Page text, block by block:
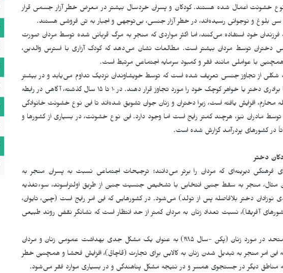
خشونت اعمال شده هستند. کودکان و پسران خردسال بیشتر در معرض خطر آزار جسمی قرار
سن بلوغ و نوجوانی رسیدەاند، در خطر آزار جنسی، بی‌توجهی و اجبار به تن فروشی هستند.
فرزندان خود استفاده می‌کنند، اما اکثر مواردی که منجر به مرگ قربانی شده توسط مردان صورت
دختران توسط مردان بیشتر است. مطالعات نشان می‌دهد که کودک آزاری با استرس والدین،
با عواملی مانند فقر و کمبود سرمایه اجتماعی مرتبط است.
شکلی از تجاوز جنسی تعریف شده است که توسط خویشاوندان نزدیک تداوم می‌یابد و در بیشتر
موارد به زمانی اطلاق می‌شود که پدر یا برادری دختر یا خواهر کوچک خود را مورد تجاوز قرار دهند. در ١٠ تا ١۵ سال گذشته، آگاهی در رابطه
محارم، افزایش یافته است، زیرا دختران و زنان جوان تشویق شدەاند تا این نوع خشونت خانوادگی
توسط مادران نیز، هرچند کمتر رایج است اما وجود دارد. این نوع خشونت، در بسیاری از کشورها و
در کشورهای پردرآمد گزارش شده است.
دختر
فرهنگی دیرینەای که مردان را برتر می‌دانند؛ ترجیحات اجتماعی نسبت به پسران منجر به
منجر به سقط جنین انتخابی با تشخیص جنسیت جنین از طریق اولتراسوند، سوءتغذیه
دختر بلافاصله پس از تولد) می‌­شود. در کشورهایی که این امر رایج است (چین، تایوان،
آفریقا)، نسبت تعداد زنان به مردان کمتر از حد انتظار است که نشانگر نقض روند طبیعی
این موضوع در کنفرانس سازمان ملل متحد در مورد زنان (پکن -سال ١٩٩۵) به عنوان یک مشکل جدی بهداشت عمومی زنان و مردان
این امر منجر به تبدیل شدن زنان به کالایی برای تجارت (قاچاق)، افزایش فحشا و همچنین خطر
مناطق دیگر در جستجوی همسر و در نتیجه مشکل پناهندگی و در بسیاری موارد فقر می‌­شود.